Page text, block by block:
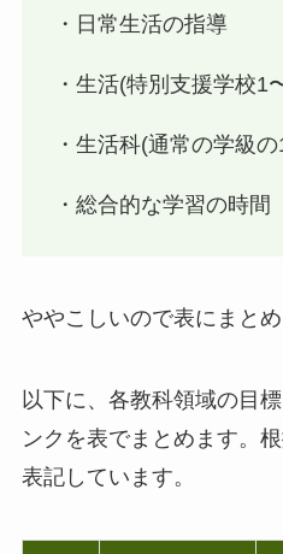
・日常生活の指導
・生活(特別支援学校1
・生活科(通常の学級
・総合的な学習の時間
ややこしいので表にまとめ
以下に、各教科領域の目
ンクを表でまとめます。
表記しています。